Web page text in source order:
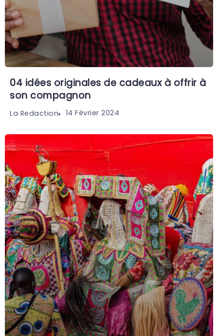
04 idées originales de cadeaux à offrir à
son compagnon
La Redaction 14 Février 2024